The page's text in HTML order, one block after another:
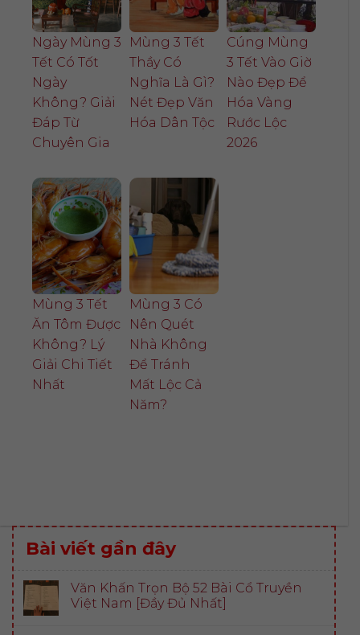
Ngày Mùng 3
Tết Có Tốt
Ngày
Không? Giải
Đáp Từ
Chuyên Gia
Mùng 3 Tết
Thầy Có
Nghĩa Là Gì?
Nét Đẹp Văn
Hóa Dân Tộc
Cúng Mùng
3 Tết Vào Giờ
Nào Đẹp Để
Hóa Vàng
Rước Lộc
2026
Mùng 3 Tết
Ăn Tôm Được
Không? Lý
Giải Chi Tiết
Nhất
Mùng 3 Có
Nên Quét
Nhà Không
Để Tránh
Mất Lộc Cả
Năm?
Bài viết gần đây
Văn Khấn Trọn Bộ 52 Bài Cổ Truyền
Việt Nam [Đầy Đủ Nhất]